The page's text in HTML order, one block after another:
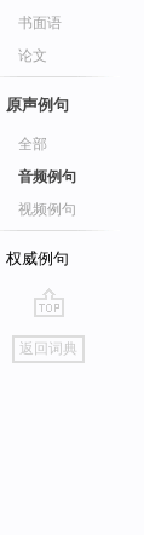
书面语
论文
原声例句
全部
音频例句
视频例句
权威例句
go
top
返回词典